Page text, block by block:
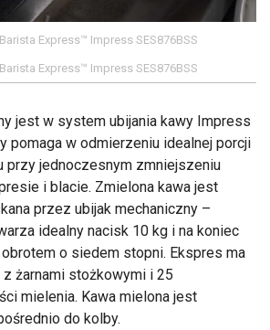
Express™ Impress SES876BSS
Express™ Impress SES876BSS
jest w system ubijania kawy Impress
pomaga w odmierzeniu idealnej porcji
przy jednoczesnym zmniejszeniu
i blacie. Zmielona kawa jest
przez ubijak mechaniczny –
idealny nacisk 10 kg i na koniec
o siedem stopni. Ekspres ma
z żarnami stożkowymi i 25
mielenia. Kawa mielona jest
do kolby.